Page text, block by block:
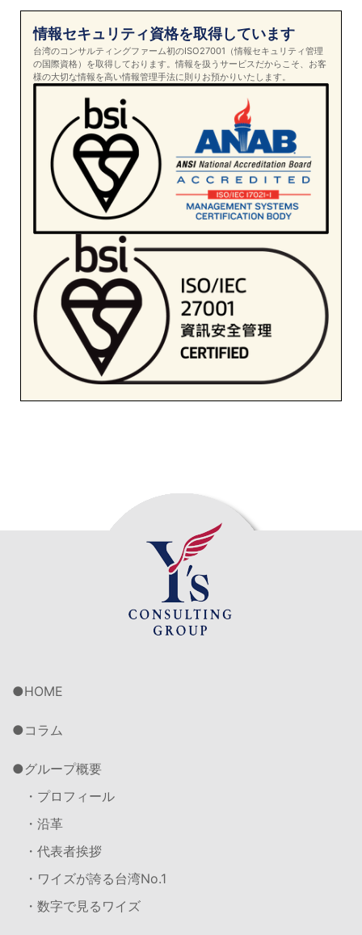
情報セキュリティ資格を取得しています
台湾のコンサルティングファーム初のISO27001（情報セキュリティ管理
の国際資格）を取得しております。情報を扱うサービスだからこそ、お客
様の大切な情報を高い情報管理手法に則りお預かりいたします。
HOME
コラム
グループ概要
・プロフィール
・沿革
・代表者挨拶
・ワイズが誇る台湾No.1
・数字で見るワイズ